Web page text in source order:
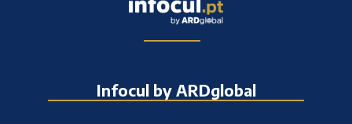
Infocul by ARDglobal